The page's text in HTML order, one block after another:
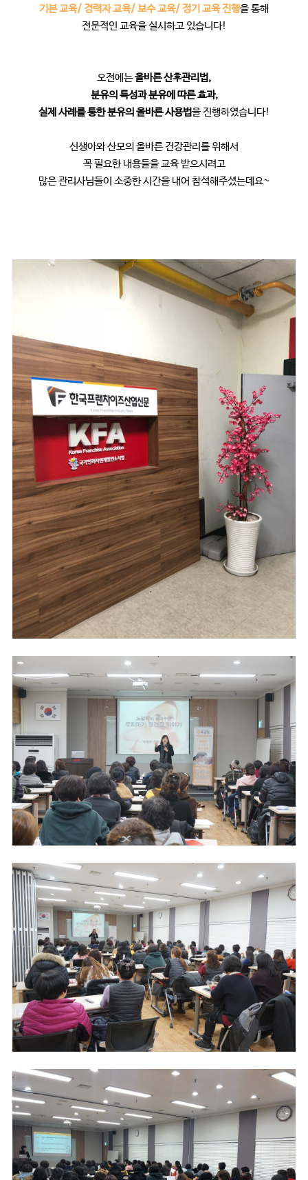
기본 교육/ 경력자 교육/ 보수 교육/ 정기 교육 진행을 통해
전문적인 교육을 실시하고 있습니다!
오전에는올바른 산후관리법,
분유의 특성과 분유에 따른 효과,
실제 사례를 통한 분유의 올바른 사용법을 진행하였습니다!
신생아와 산모의 올바른 건강관리를 위해서
꼭 필요한 내용들을 교육 받으시려고
많은 관리사님들이 소중한 시간을 내어 참석해주셨는데요~